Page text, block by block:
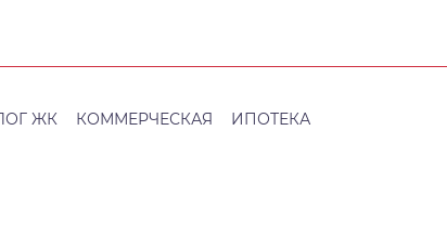
ЖК КОММЕРЧЕСКАЯ ИПОТЕКА